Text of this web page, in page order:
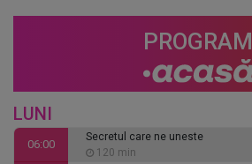
PROGRAM
LUNI
06:00
Secretul care ne uneste
120 min